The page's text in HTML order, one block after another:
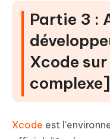
Partie 3 :
Xcode
complexe]
Xcode est